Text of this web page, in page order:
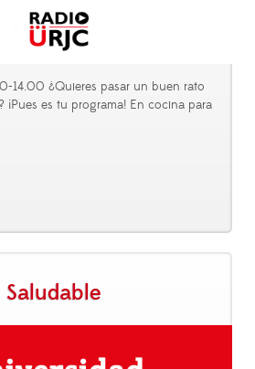
14.00 ¿Quieres pasar un buen rato
¡Pues es tu programa! En cocina para